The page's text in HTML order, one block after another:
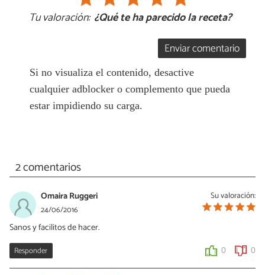
Tu valoración: ¿Qué te ha parecido la receta?
Enviar comentario
Si no visualiza el contenido, desactive
cualquier adblocker o complemento que pueda
estar impidiendo su carga.
2 comentarios
Su valoración:
Omaira Ruggeri
24/06/2016
Sanos y facilitos de hacer.
Responder 0 0